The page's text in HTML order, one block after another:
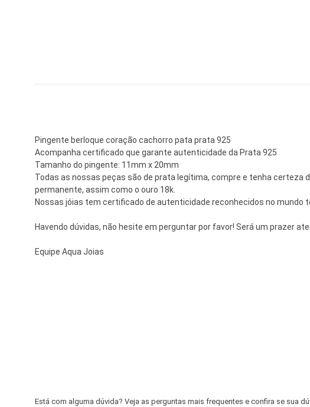
Pingente berloque coração cachorro pata prata 925
Acompanha certificado que garante autenticidade da Prata 925
Tamanho do pingente: 11mm x 20mm
Todas as nossas peças são de prata legítima, compre e tenha certeza
permanente, assim como o ouro 18k.
Nossas jóias tem certificado de autenticidade reconhecidos no mundo
Havendo dúvidas, não hesite em perguntar por favor! Será um prazer
Equipe Aqua Joias
Está com alguma dúvida? Veja as perguntas mais frequentes e confira se sua